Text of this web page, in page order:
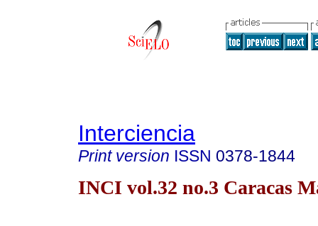
Interciencia
Print version ISSN 0378-1844
INCI vol.32 no.3 Caracas